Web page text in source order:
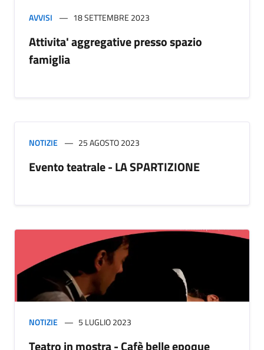
AVVISI 18 SETTEMBRE 2023
Attivita' aggregative presso spazio
famiglia
NOTIZIE 25 AGOSTO 2023
Evento teatrale - LA SPARTIZIONE
NOTIZIE 5 LUGLIO 2023
Teatro in mostra - Cafè belle epoque